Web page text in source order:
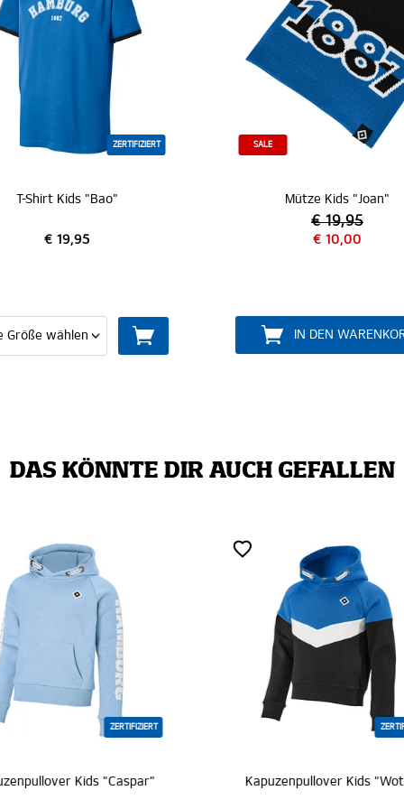
Mütze Kids "Joan"
€ 10,00
IN DEN WARENKORB
SALE
€ 17,95
€ 9,00
DAS KÖNNTE DIR AUCH GEFALLEN
ZERTIFIZIERT
Kids "Wotan" Sweatshirt Kids